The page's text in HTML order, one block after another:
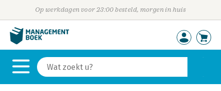
Op werkdagen voor 23:00 besteld, morgen in huis